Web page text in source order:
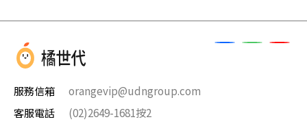
服務信箱
orangevip@udngroup.com
客服電話
(02)2649-1681按2